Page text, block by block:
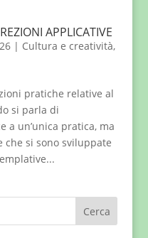
APPLICATIVE
| Cultura e creatività,
pratiche relative al
si parla di
a un’unica pratica, ma
si sono sviluppate
Cerca